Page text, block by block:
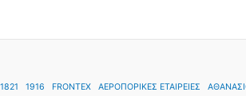
1821 1916 FRONTEX ΑΕΡΟΠΟΡΙΚΕΣ ΕΤΑΙΡΕΙΕΣ